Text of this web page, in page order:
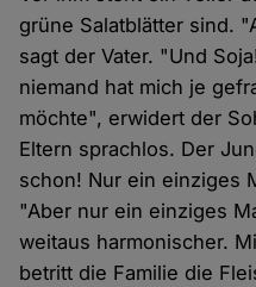
grüne Salatblätter sind.
sagt der Vater. "Und
niemand hat mich je
möchte", erwidert der
Eltern sprachlos. Der
schon! Nur ein einziges
"Aber nur ein einziges
weitaus harmonischer.
betritt die Familie die